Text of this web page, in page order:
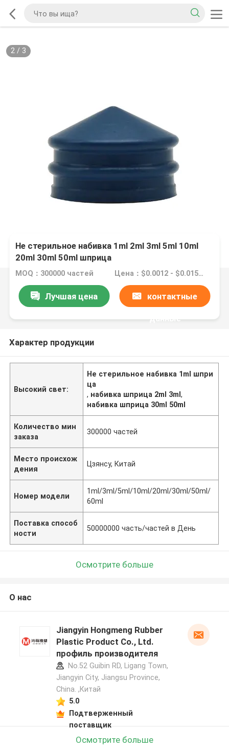
2/ 3
Не стерильное набивка 1ml 2ml 3ml 5ml 10ml
20ml 30ml 50ml шприца
MOQ：300000 частей Цена：$0.0012 - $0.0154/pieces
Лучшая цена контактные
данные
Характер продукции
Высокий свет:
Не стерильное набивка 1ml шпри
ца
, набивка шприца 2ml 3ml,
набивка шприца 30ml 50ml
Количество мин
заказа
300000 частей
Место происхож
дения
Цзянсу, Китай
Номер модели
1ml/3ml/5ml/10ml/20ml/30ml/50ml/
60ml
Поставка способ
ности
50000000 часть/частей в День
Осмотрите больше
О нас
Jiangyin Hongmeng Rubber
Plastic Product Co., Ltd.
профиль производителя
No.52 Guibin RD, Ligang Town,
Jiangyin City, Jiangsu Province,
China. ,Китай
5.0
Подтверженный
поставщик
Осмотрите больше